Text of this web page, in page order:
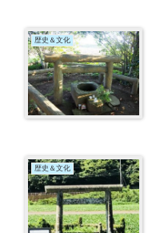
歴史＆文化
歴史＆文化